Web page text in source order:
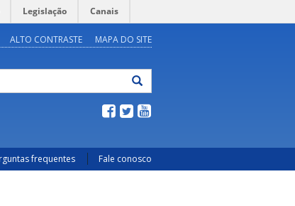
Legislação Canais
ALTO CONTRASTE MAPA DO SITE
frequentes Fale conosco